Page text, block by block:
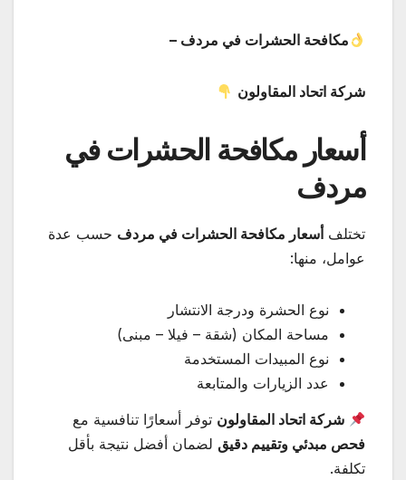
مكافحة الحشرات في مردف –
شركة اتحاد المقاولون
أسعار مكافحة الحشرات في
مردف
تختلف أسعار مكافحة الحشرات في مردف حسب عدة
عوامل، منها:
نوع الحشرة ودرجة الانتشار
مساحة المكان (شقة – فيلا – مبنى)
نوع المبيدات المستخدمة
عدد الزيارات والمتابعة
شركة اتحاد المقاولون توفر أسعارًا تنافسية مع
فحص مبدئي وتقييم دقيق لضمان أفضل نتيجة بأقل
تكلفة.